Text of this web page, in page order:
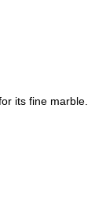
its fine marble.